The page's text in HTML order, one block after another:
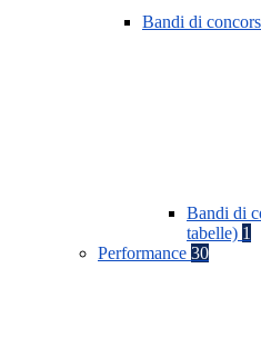
Bandi di
Bandi di
tabelle) 1
Performance 30